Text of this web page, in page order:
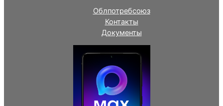
Облпотребсоюз
Контакты
Документы